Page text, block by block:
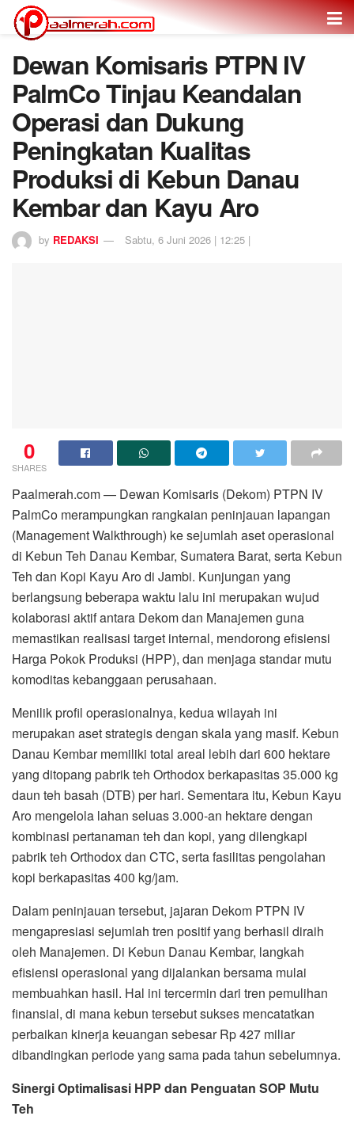
Dewan Komisaris PTPN IV
PalmCo Tinjau Keandalan
Operasi dan Dukung
Peningkatan Kualitas
Produksi di Kebun Danau
Kembar dan Kayu Aro
by REDAKSI Sabtu, 6 Juni 2026 | 12:25 |
0
SHARES
Paalmerah.com — Dewan Komisaris (Dekom) PTPN IV
PalmCo merampungkan rangkaian peninjauan lapangan
(Management Walkthrough) ke sejumlah aset operasional
di Kebun Teh Danau Kembar, Sumatera Barat, serta Kebun
Teh dan Kopi Kayu Aro di Jambi. Kunjungan yang
berlangsung beberapa waktu lalu ini merupakan wujud
kolaborasi aktif antara Dekom dan Manajemen guna
memastikan realisasi target internal, mendorong efisiensi
Harga Pokok Produksi (HPP), dan menjaga standar mutu
komoditas kebanggaan perusahaan.
Menilik profil operasionalnya, kedua wilayah ini
merupakan aset strategis dengan skala yang masif. Kebun
Danau Kembar memiliki total areal lebih dari 600 hektare
yang ditopang pabrik teh Orthodox berkapasitas 35.000 kg
daun teh basah (DTB) per hari. Sementara itu, Kebun Kayu
Aro mengelola lahan seluas 3.000-an hektare dengan
kombinasi pertanaman teh dan kopi, yang dilengkapi
pabrik teh Orthodox dan CTC, serta fasilitas pengolahan
kopi berkapasitas 400 kg/jam.
Dalam peninjauan tersebut, jajaran Dekom PTPN IV
mengapresiasi sejumlah tren positif yang berhasil diraih
oleh Manajemen. Di Kebun Danau Kembar, langkah
efisiensi operasional yang dijalankan bersama mulai
membuahkan hasil. Hal ini tercermin dari tren pemulihan
finansial, di mana kebun tersebut sukses mencatatkan
perbaikan kinerja keuangan sebesar Rp 427 miliar
dibandingkan periode yang sama pada tahun sebelumnya.
Sinergi Optimalisasi HPP dan Penguatan SOP Mutu
Teh